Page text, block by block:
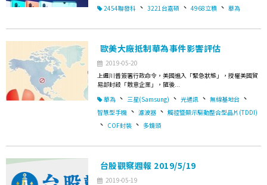
2454聯發科 、 3221台嘉碩 、 4968立積 、 華為
歐美大廠抵制華為事件影響評估
2019-05-20
上週川普簽署行政命令，美國進入「緊急狀態」，授權美國貿
易部封殺「敵意企業」，隨後...
華為 、 三星(Samsung) 、 光通訊 、 無線基地台 、
智慧型手機 、 濾波器 、 觸控暨顯示驅動整合型晶片(TDDI)
、 COF封裝 、 多鏡頭
台股觀察週報 2019/5/19
2019-05-19